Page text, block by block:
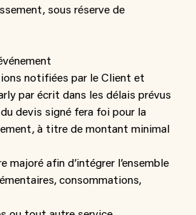
sous réserve de
notifiées par le Client et
par écrit dans les délais prévus
devis signé fera foi pour la
à titre de montant minimal
majoré afin d’intégrer l’ensemble
consommations,